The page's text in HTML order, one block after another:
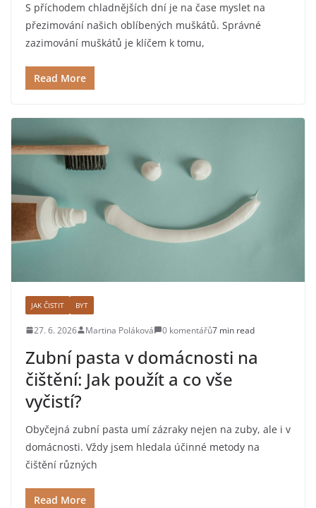
S příchodem chladnějších dní je na čase myslet na
přezimování našich oblíbených muškátů. Správné
zazimování muškátů je klíčem k tomu,
Read More
JAK ČISTIT BYT
27. 6. 2026 Martina Poláková 0 komentářů7 min read
Zubní pasta v domácnosti na
čištění: Jak použít a co vše
vyčistí?
Obyčejná zubní pasta umí zázraky nejen na zuby, ale i v
domácnosti. Vždy jsem hledala účinné metody na
čištění různých
Read More